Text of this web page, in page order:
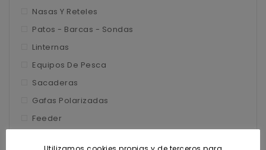
Patos – Barcas – Sondas
Linternas
Sacaderas
Gafas polarizadas
Feeder
Nasas Y Reteles
Patos - Barcas - Sondas
Linternas
Equipos De Pesca
Sacaderas
Gafas Polarizadas
Feeder